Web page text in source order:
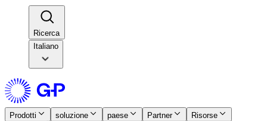
Ricerca​​
Italiano
Prodotti​​ soluzione​​ paese​​ Partner​​
Risorse​​